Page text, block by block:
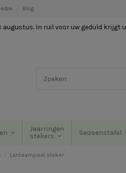
Blog
augustus. In ruil voor uw geduld krijgt u
Jaarringen
stekers
Seizoenstafel
Lantaarnpaal steker